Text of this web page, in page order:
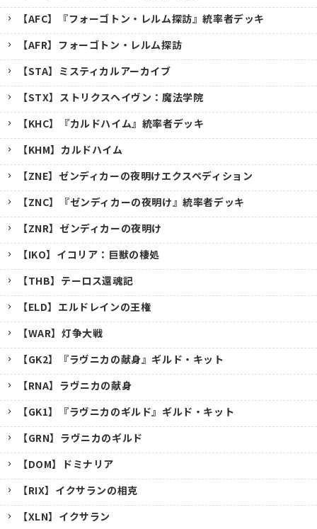
【AFC】『フォーゴトン・レルム探訪』統率者デッキ
【AFR】フォーゴトン・レルム探訪
【STA】ミスティカルアーカイブ
【STX】ストリクスヘイヴン：魔法学院
【KHC】『カルドハイム』統率者デッキ
【KHM】カルドハイム
【ZNE】ゼンディカーの夜明けエクスペディション
【ZNC】『ゼンディカーの夜明け』統率者デッキ
【ZNR】ゼンディカーの夜明け
【IKO】イコリア：巨獣の棲処
【THB】テーロス還魂記
【ELD】エルドレインの王権
【WAR】灯争大戦
【GK2】『ラヴニカの献身』ギルド・キット
【RNA】ラヴニカの献身
【GK1】『ラヴニカのギルド』ギルド・キット
【GRN】ラヴニカのギルド
【DOM】ドミナリア
【RIX】イクサランの相克
【XLN】イクサラン